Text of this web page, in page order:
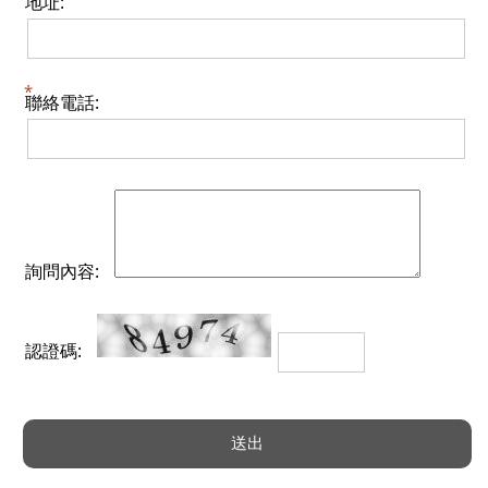
聯絡電話:
詢問內容:
認證碼: